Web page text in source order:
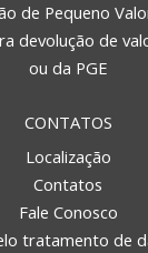
de Pequeno
devolução de
ou da PGE
CONTATOS
Localização
Contatos
Fale Conosco
tratamento de